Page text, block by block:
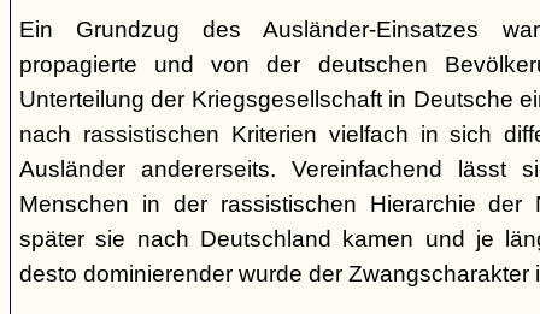
Ein Grundzug des Ausländer-Einsatzes
propagierte und von der deutschen
Unterteilung der Kriegsgesellschaft in Deutsche
nach rassistischen Kriterien vielfach in sich
Ausländer andererseits. Vereinfachend lässt
Menschen in der rassistischen Hierarchie der
später sie nach Deutschland kamen und je
desto dominierender wurde der Zwangscharakter